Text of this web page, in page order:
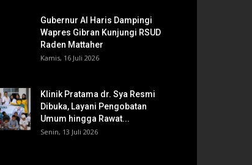
Gubernur Al Haris Dampingi
Wapres Gibran Kunjungi RSUD
Raden Mattaher
Kamis, 16 Juli 2026
Klinik Pratama dr. Sya Resmi
Dibuka, Layani Pengobatan
Umum hingga Rawat...
Senin, 13 Juli 2026